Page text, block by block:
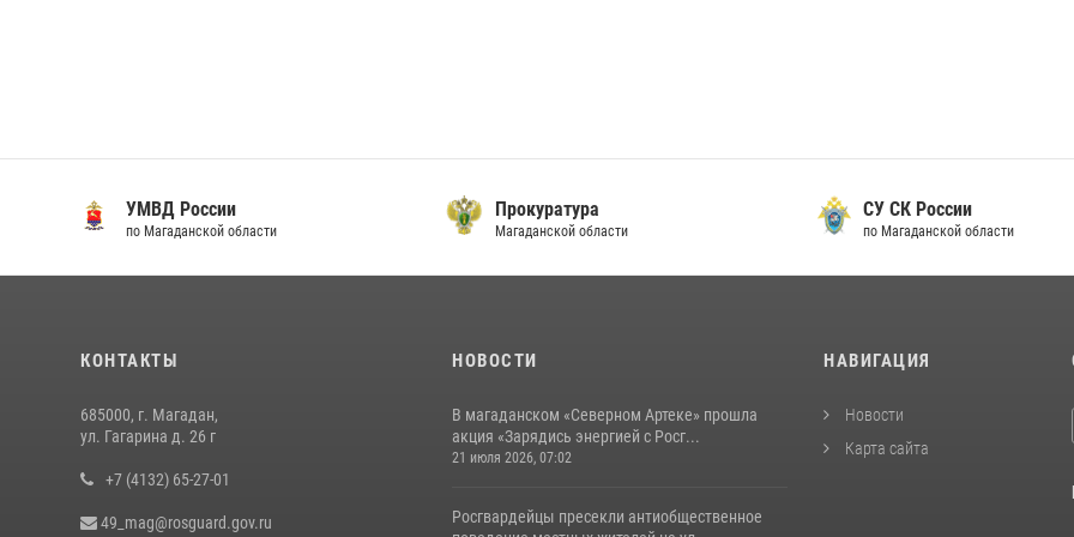
УМВД России
по Магаданской области
Прокуратура
Магаданской области
СУ СК России
по Магаданской области
КОНТАКТЫ
685000, г. Магадан,
ул. Гагарина д. 26 г
+7 (4132) 65-27-01
49_mag@rosguard.gov.ru
НОВОСТИ
В магаданском «Северном Артеке» прошла
акция «Зарядись энергией с Росг...
21 июля 2026, 07:02
Росгвардейцы пресекли антиобщественное
НАВИГАЦИЯ
Новости
Карта сайта